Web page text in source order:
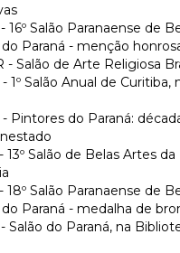
16º Salão Paranaense de
Paraná - menção
- Salão de Arte Religiosa
1º Salão Anual de Curitiba,
Pintores do Paraná:
13º Salão de Belas Artes
18º Salão Paranaense de
Paraná - medalha de
Salão do Paraná, na